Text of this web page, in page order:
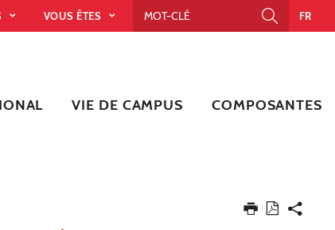
VOUS ÊTES FR
VIE DE CAMPUS COMPOSANTES